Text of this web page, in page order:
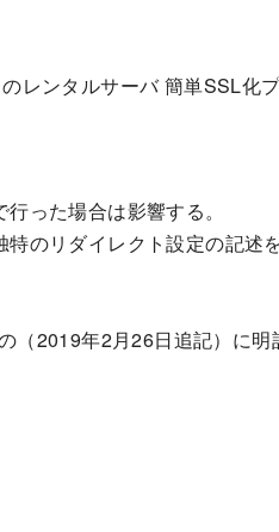
レンタルサーバ 簡単SSL化
った場合は影響する。
のリダイレクト設定の記述
（2019年2月26日追記）に明